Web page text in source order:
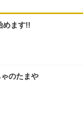
めます!!
のたまや